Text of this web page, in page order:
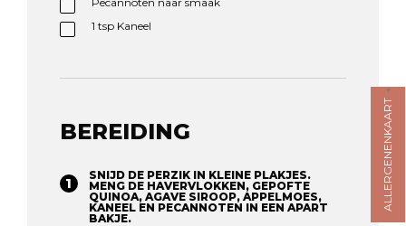
ALLERGENENKAART
1 tspKaneel
BEREIDING
SNIJD DE PERZIK IN KLEINE PLAKJES.
MENG DE HAVERVLOKKEN, GEPOFTE
QUINOA, AGAVE SIROOP, APPELMOES,
KANEEL EN PECANNOTEN IN EEN APART
BAKJE.⁠